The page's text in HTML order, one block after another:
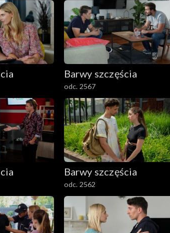
Barwy szczęścia
odc. 2567
Barwy szczęścia
odc. 2562